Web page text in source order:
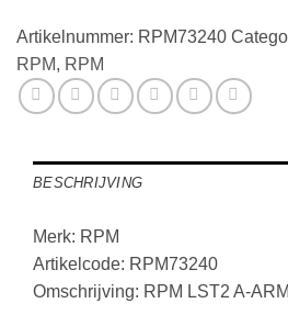
Artikelnummer: RPM73240
RPM, RPM
BESCHRIJVING
Merk: RPM
Artikelcode: RPM73240
Omschrijving: RPM LST2 A-